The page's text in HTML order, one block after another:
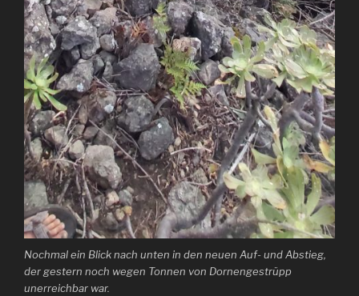
Nochmal ein Blick nach unten in den neuen Auf- und Abstieg,
der gestern noch wegen Tonnen von Dornengestrüpp
unerreichbar war.